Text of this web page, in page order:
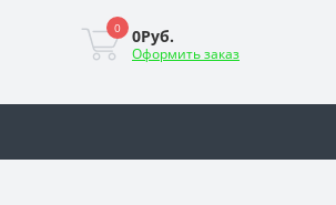
0 0Руб.
Оформить заказ